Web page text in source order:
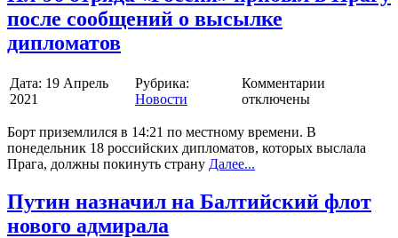
после сообщений о высылке
дипломатов
Дата: 19 Апрель
2021
Рубрика:
Новости
Комментарии
отключены
Борт приземлился в 14:21 по местному времени. В
понедельник 18 российских дипломатов, которых выслала
Прага, должны покинуть страну Далее...
Путин назначил на Балтийский флот
нового адмирала